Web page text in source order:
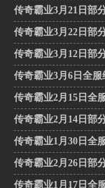
传奇霸业3月21日部
传奇霸业3月22日部
传奇霸业3月12日部
传奇霸业3月6日全
传奇霸业2月15日全
传奇霸业2月14日部
传奇霸业1月30日全
传奇霸业2月26日部
传奇霸业1月17日全